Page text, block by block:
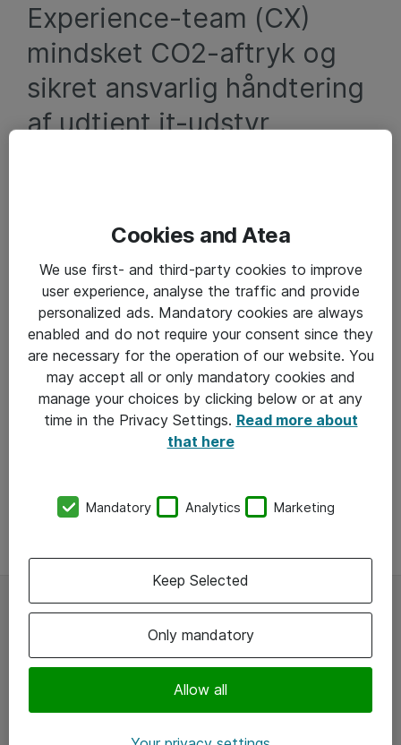
Experience-team (CX)
mindsket CO2-aftryk og
sikret ansvarlig håndtering
af udtjent it-udstyr
formaliseret en plan med konkrete mål og
over at reducere CO2-aftryk og sikre ansvarlig
håndtering af brugt it, opnår Brd. Klee reelle
ressourcebesparelser.
Se flere cases
Cookies and Atea
We use first- and third-party cookies to improve
user experience, analyse the traffic and provide
personalized ads. Mandatory cookies are always
enabled and do not require your consent since they
are necessary for the operation of our website. You
may accept all or only mandatory cookies and
manage your choices by clicking below or at any
time in the Privacy Settings. Read more about
that here
Mandatory Analytics Marketing
Only mandatory
Allow all
Keep Selected